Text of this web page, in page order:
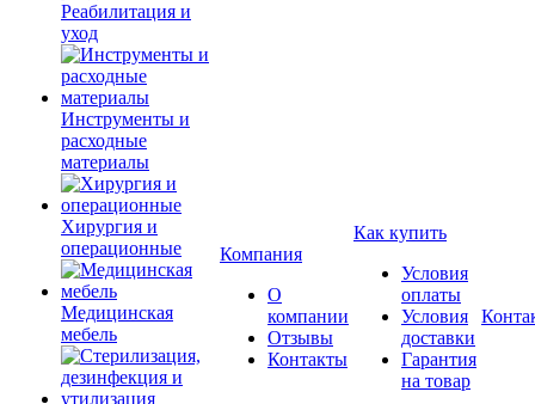
Реабилитация и
уход
Инструменты и
расходные
материалы
Хирургия и
операционные
Медицинская
мебель
Компания
О
компании
Отзывы
Контакты
Как купить
Условия
оплаты
Условия
доставки
Гарантия
на товар